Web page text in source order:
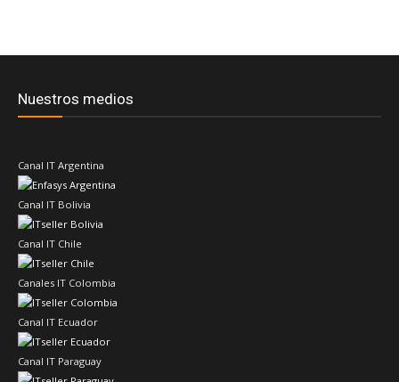
Nuestros medios
Canal IT Argentina
Canal IT Bolivia
Canal IT Chile
Canales IT Colombia
Canal IT Ecuador
Canal IT Paraguay